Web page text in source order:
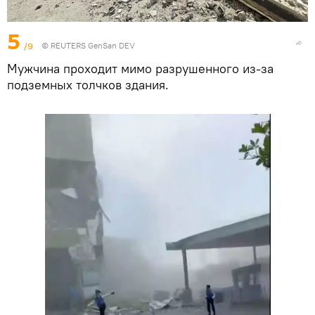
5 /9 © REUTERS GenSan DEV
Мужчина проходит мимо разрушенного из-за
подземных толчков здания.